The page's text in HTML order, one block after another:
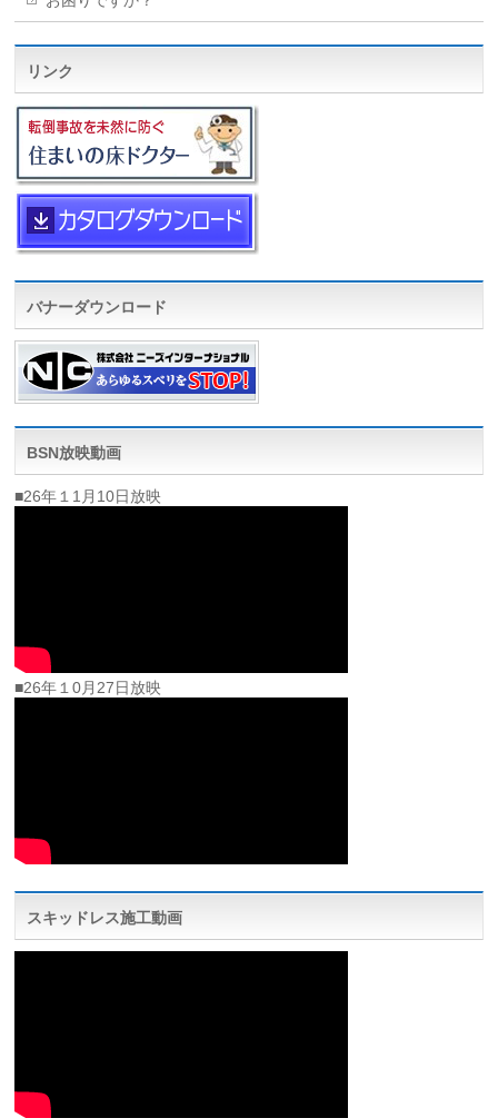
リンク
バナーダウンロード
BSN放映動画
■26年１1月10日放映
■26年１0月27日放映
スキッドレス施工動画